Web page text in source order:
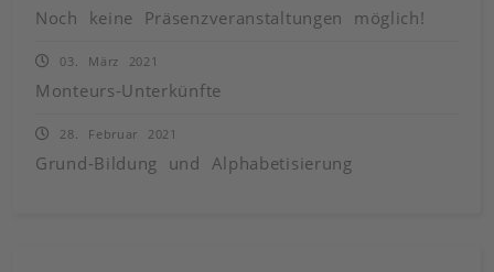
Noch keine Präsenzveranstaltungen möglich!
03. März 2021
Monteurs-Unterkünfte
28. Februar 2021
Grund-Bildung und Alphabetisierung